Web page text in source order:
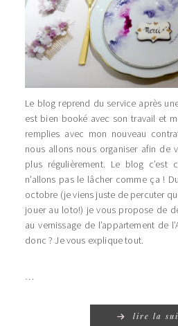
Le blog reprend du service après
est bien booké avec son travail et
remplies avec mon nouveau
nous allons nous organiser afin de
plus régulièrement. Le blog c’est
n’allons pas le lâcher comme ça !
octobre (je viens juste de percuter
jouer au loto!) je vous propose de
au vernissage de l’appartement de
donc ? Je vous explique tout.
…
lire la